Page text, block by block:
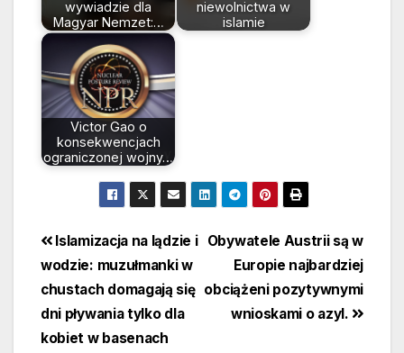
wywiadzie dla
Magyar Nemzet:…
niewolnictwa w
islamie
Victor Gao o
konsekwencjach
ograniczonej wojny…
Beitragsnavigation
Obywatele Austrii są w
Europie najbardziej
obciążeni pozytywnymi
wnioskami o azyl.
Islamizacja na lądzie i
wodzie: muzułmanki w
chustach domagają się
dni pływania tylko dla
kobiet w basenach